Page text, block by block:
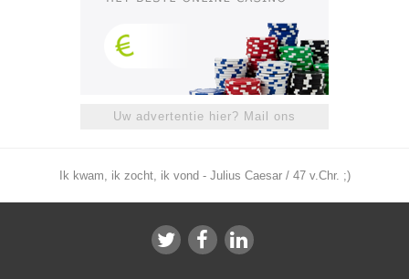
Uw advertentie hier? Mail ons
Ik kwam, ik zocht, ik vond - Julius Caesar / 47 v.Chr. ;)